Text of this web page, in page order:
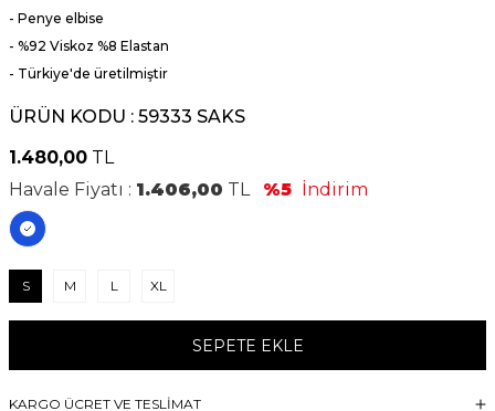
- Penye elbise
- %92 Viskoz %8 Elastan
- Türkiye'de üretilmiştir
ÜRÜN KODU : 59333 SAKS
1.480,00 TL
Havale Fiyatı : 1.406,00 TL %5 İndirim
S M L XL
SEPETE EKLE
KARGO ÜCRET VE TESLİMAT